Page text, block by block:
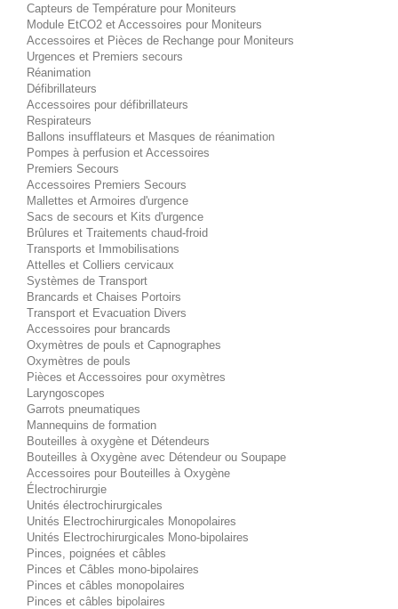
Capteurs de Température pour Moniteurs
Module EtCO2 et Accessoires pour Moniteurs
Accessoires et Pièces de Rechange pour Moniteurs
Urgences et Premiers secours
Réanimation
Défibrillateurs
Accessoires pour défibrillateurs
Respirateurs
Ballons insufflateurs et Masques de réanimation
Pompes à perfusion et Accessoires
Premiers Secours
Accessoires Premiers Secours
Mallettes et Armoires d'urgence
Sacs de secours et Kits d'urgence
Brûlures et Traitements chaud-froid
Transports et Immobilisations
Attelles et Colliers cervicaux
Systèmes de Transport
Brancards et Chaises Portoirs
Transport et Evacuation Divers
Accessoires pour brancards
Oxymètres de pouls et Capnographes
Oxymètres de pouls
Pièces et Accessoires pour oxymètres
Laryngoscopes
Garrots pneumatiques
Mannequins de formation
Bouteilles à oxygène et Détendeurs
Bouteilles à Oxygène avec Détendeur ou Soupape
Accessoires pour Bouteilles à Oxygène
Électrochirurgie
Unités électrochirurgicales
Unités Electrochirurgicales Monopolaires
Unités Electrochirurgicales Mono-bipolaires
Pinces, poignées et câbles
Pinces et Câbles mono-bipolaires
Pinces et câbles monopolaires
Pinces et câbles bipolaires